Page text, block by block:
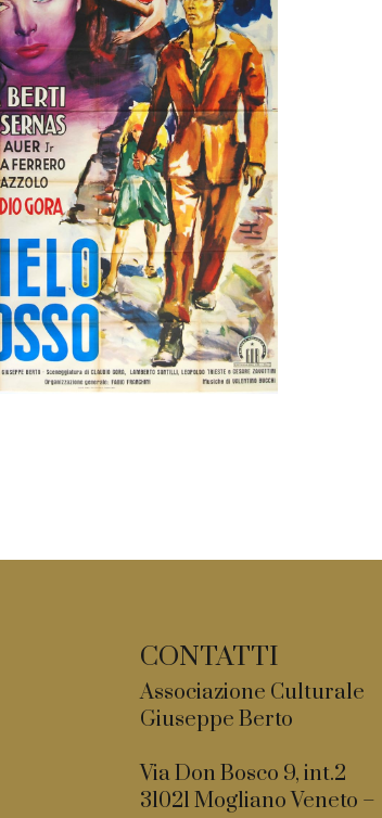
CONTATTI
Associazione Culturale
Giuseppe Berto
Via Don Bosco 9, int.2
31021 Mogliano Veneto –